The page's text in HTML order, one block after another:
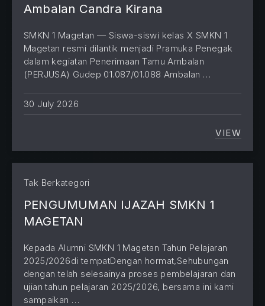
Ambalan Candra Kirana
SMKN 1 Magetan — Siswa-siswi kelas X SMKN 1
Magetan resmi dilantik menjadi Pramuka Penegak
dalam kegiatan Penerimaan Tamu Ambalan
(PERJUSA) Gudep 01.087/01.088 Ambalan …
30 July 2026
VIEW
Tak Berkategori
PENGUMUMAN IJAZAH SMKN 1
MAGETAN
Kepada Alumni SMKN 1 Magetan Tahun Pelajaran
2025/2026di tempatDengan hormat,Sehubungan
dengan telah selesainya proses pembelajaran dan
ujian tahun pelajaran 2025/2026, bersama ini kami
sampaikan …